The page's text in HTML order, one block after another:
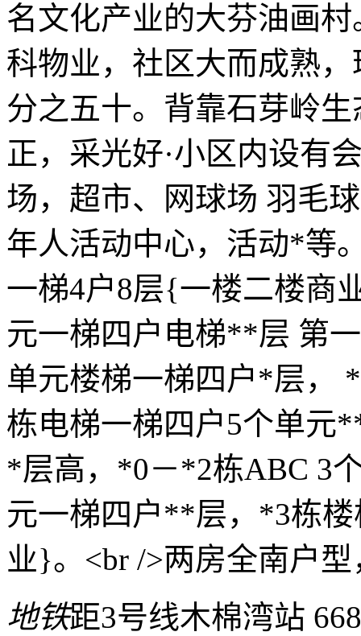
名文化产业的大芬油画
科物业，社区大而成熟
分之五十。背靠石芽岭
正，采光好·小区内设有
场，超市、网球场 羽毛
年人活动中心，活动*等
一梯4户8层{一楼二楼商
元一梯四户电梯**层 第
单元楼梯一梯四户*层，
栋电梯一梯四户5个单元
*层高，*0－*2栋ABC 3
元一梯四户**层，*3栋
业}。<br />两房全南户
地铁距3号线木棉湾站